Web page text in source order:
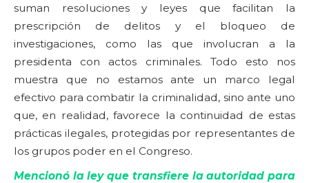
suman resoluciones y leyes que facilitan la
prescripción de delitos y el bloqueo de
investigaciones, como las que involucran a la
presidenta con actos criminales. Todo esto nos
muestra que no estamos ante un marco legal
efectivo para combatir la criminalidad, sino ante uno
que, en realidad, favorece la continuidad de estas
prácticas ilegales, protegidas por representantes de
los grupos poder en el Congreso.
Mencionó la ley que transfiere la autoridad para